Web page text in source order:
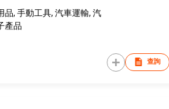
品, 手動工具, 汽車運輸, 汽
產品
查詢